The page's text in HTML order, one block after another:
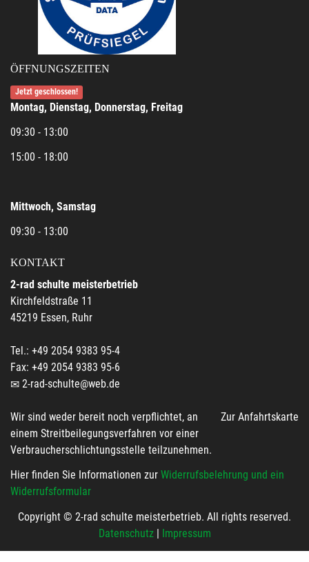
ÖFFNUNGSZEITEN
Jetzt geschlossen!
Montag, Dienstag, Donnerstag, Freitag
09:30 - 13:00
15:00 - 18:00
Mittwoch, Samstag
09:30 - 13:00
KONTAKT
2-rad schulte meisterbetrieb
Kirchfeldstraße 11
45219 Essen, Ruhr
Tel.: +49 2054 9383 95-4
Fax: +49 2054 9383 95-6
2-rad-schulte@web.de
Zur Anfahrtskarte
Wir sind weder bereit noch verpflichtet, an
einem Streitbeilegungsverfahren vor einer
Verbraucherschlichtungsstelle teilzunehmen.
Hier finden Sie Informationen zur Widerrufsbelehrung und ein
Widerrufsformular
Copyright © 2-rad schulte meisterbetrieb. All rights reserved.
Datenschutz| Impressum